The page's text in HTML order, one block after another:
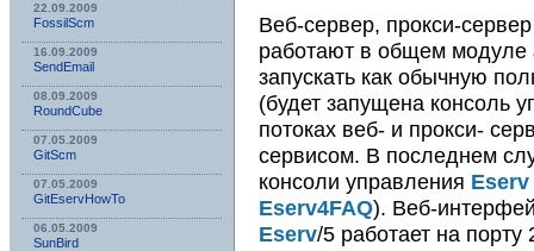
22.09.2009
FossilScm
16.09.2009
SendEmail
08.09.2009
RoundCube
07.05.2009
GitScm
07.05.2009
GitEservHowTo
06.05.2009
SunBird
Веб-сервер, прокси-
работают в общем модуле
запускать как обычную
(будет запущена консоль
потоках веб- и прокси-
сервисом. В последнем
консоли управления Eserv
Eserv4FAQ). Веб-
Eserv/5 работает на порту